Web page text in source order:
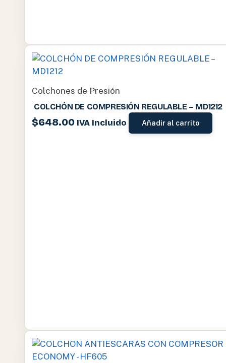
Colchones de Presión
COLCHÓN DE COMPRESIÓN REGULABLE – MD1212
$648.00 IVA Incluido Añadir al carrito